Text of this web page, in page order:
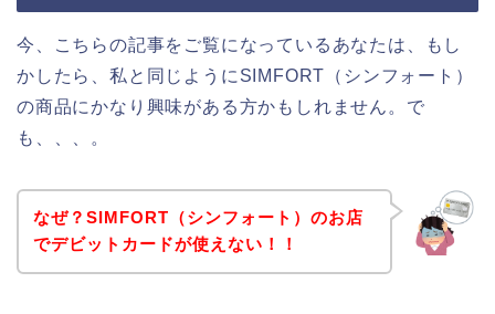
今、こちらの記事をご覧になっているあなたは、もし
かしたら、私と同じようにSIMFORT（シンフォート）
の商品にかなり興味がある方かもしれません。で
も、、、。
なぜ？SIMFORT（シンフォート）のお店
でデビットカードが使えない！！